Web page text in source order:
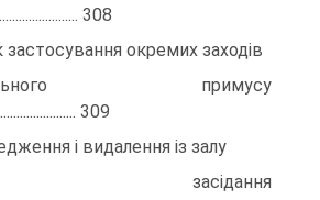
308
окремих заходів
примусу
309
і видалення із залу
засідання